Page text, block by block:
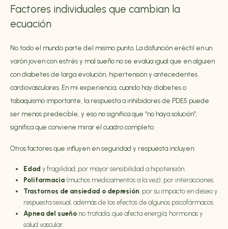
Factores individuales que cambian la
ecuación
No todo el mundo parte del mismo punto. La disfunción eréctil en un
varón joven con estrés y mal sueño no se evalúa igual que en alguien
con diabetes de larga evolución, hipertensión y antecedentes
cardiovasculares. En mi experiencia, cuando hay diabetes o
tabaquismo importante, la respuesta a inhibidores de PDE5 puede
ser menos predecible, y eso no significa que “no haya solución”;
significa que conviene mirar el cuadro completo.
Otros factores que influyen en seguridad y respuesta incluyen:
Edad y fragilidad, por mayor sensibilidad a hipotensión.
Polifarmacia (muchos medicamentos a la vez), por interacciones.
Trastornos de ansiedad o depresión, por su impacto en deseo y
respuesta sexual, además de los efectos de algunos psicofármacos.
Apnea del sueño no tratada, que afecta energía, hormonas y
salud vascular.